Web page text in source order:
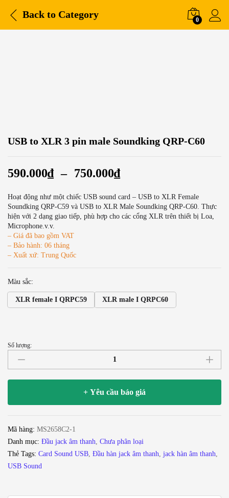
Back to Category 0
USB to XLR 3 pin male Soundking QRP-C60
590.000₫ – 750.000₫
Hoạt động như một chiếc USB sound card – USB to XLR Female
Soundking QRP-C59 và USB to XLR Male Soundking QRP-C60. Thực
hiện với 2 dạng giao tiếp, phù hợp cho các cổng XLR trên thiết bị Loa,
Microphone.v.v.
– Giá đã bao gồm VAT
– Bảo hành: 06 tháng
– Xuất xứ: Trung Quốc
Màu sắc:
XLR female I QRPC59 XLR male I QRPC60
USB
QRP-
C60
số
lượng
Số lượng:
+ Yêu cầu báo giá
Mã hàng: MS2658C2-1
Danh mục: Đầu jack âm thanh Chưa phân loại
Thẻ Tags: Card Sound USB Đầu hàn jack âm thanh jack hàn âm thanh
USB Sound